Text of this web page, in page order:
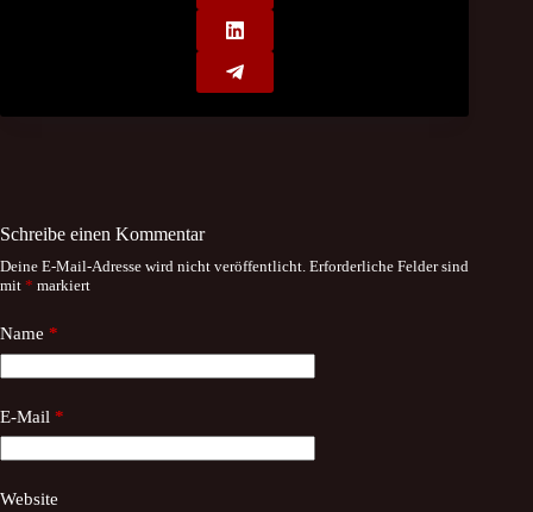
Schreibe einen Kommentar
Deine E-Mail-Adresse wird nicht veröffentlicht. Erforderliche Felder sind
mit * markiert
Name *
E-Mail *
Website